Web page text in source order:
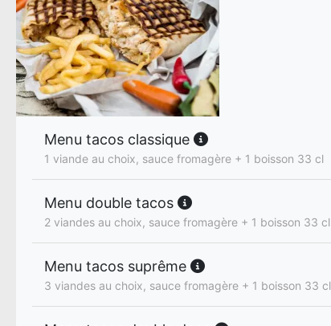
Menu tacos classique
1 viande au choix, sauce fromagère + 1 boisson 33 cl
Menu double tacos
2 viandes au choix, sauce fromagère + 1 boisson 33 cl
Menu tacos suprême
3 viandes au choix, sauce fromagère + 1 boisson 33 cl